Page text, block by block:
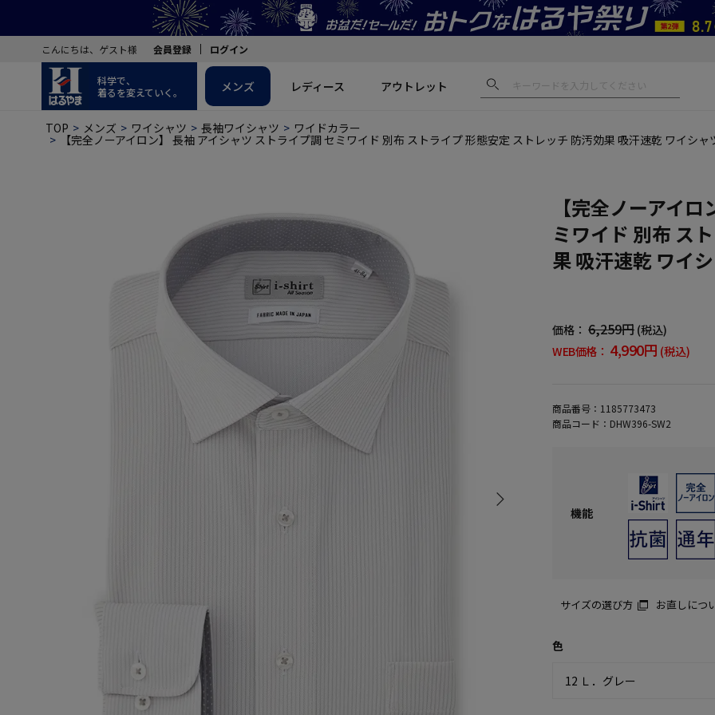
こんにちは、ゲスト様 会員登録 ログイン
科学で、
着るを変えていく。
メンズ レディース アウトレット
TOP メンズ ワイシャツ 長袖ワイシャツ ワイドカラー
【完全ノーアイロン】 長袖 アイシャツ ストライプ調 セミワイド 別布 ストライプ 形態安定 ストレッチ 防汚効果 吸汗速乾 ワイシ
【完全ノーアイ
ミワイド 別布 ス
果 吸汗速乾 ワイ
価格： 6,259円 (税込)
WEB価格： 4,990円 (税込)
商品番号： 1185773473
商品コード： DHW396-SW2
機能
サイズの選び方 お直しにつ
色